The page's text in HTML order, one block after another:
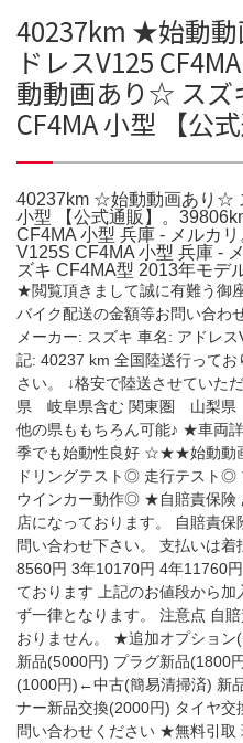
40237km ★始動
ドレスV125
動動画あり☆ スズ
CF4MA 小型 【公
40237km ☆始動動画あり☆
小型 【公式通販】。
CF4MA 小型 兵庫 - メルカ
V125S CF4MA 小型 兵庫 -
ズキ CF4MA型 2013年モデ
★閲覧頂きまして誠に有難う御
バイク配送の金額等お問い合わ
メーカー: スズキ 車名: アドレ
記: 40237 km 全国陸送行って
さい。 ↓格安で陸送させてい
県 岐阜県含む 関東圏 山梨県
他の県ももちろん可能♪ ★車両
季でも始動性良好 ☆★★始動動
ドリングテスト◎ 走行テスト
ウインカー動作◎ ★自賠責保険
店になっております。 自賠責
問い合わせ下さい。 支払いは
8560円 3年10170円 4年11760
ております 上記のお値段から
ず一律となります。 注意点 自
おりません。 ★追加オプション
新品(5000円) プラグ新品(1800
(1000円)←中古(簡易清掃済) 新
ナー新品交換(2000円) タイヤ
問い合わせください ★無料引取